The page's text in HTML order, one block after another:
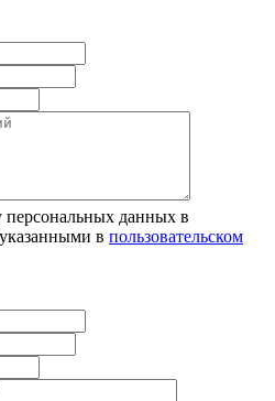
персональных данных в
в пользовательском